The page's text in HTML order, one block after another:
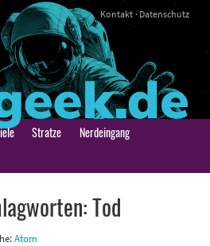
Kontakt · Datenschutz
Stratze
Nerdeingang
Tod
Atom